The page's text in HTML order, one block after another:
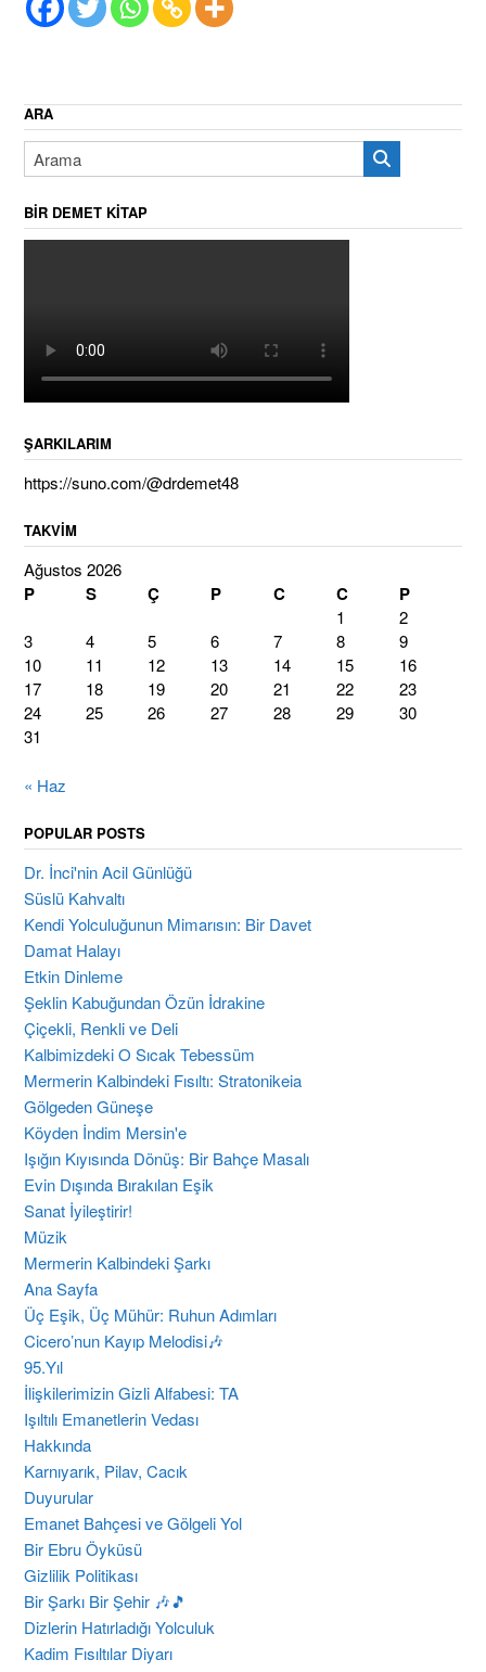
ARA
BIR DEMET KITAP
ŞARKILARIM
https://suno.com/@drdemet48
TAKVIM
Ağustos 2026
P S Ç P C C P
1
2
3
4 5 6 7 8
9
10
11 12 13 14 15
16
17
18 19 20 21 22
23
24
25 26 27 28 29
30
31
« Haz
POPULAR POSTS
Dr. İnci'nin Acil Günlüğü
Süslü Kahvaltı
Kendi Yolculuğunun Mimarısın: Bir Davet
Damat Halayı
Etkin Dinleme
Şeklin Kabuğundan Özün İdrakine
Çiçekli, Renkli ve Deli
Kalbimizdeki O Sıcak Tebessüm
Mermerin Kalbindeki Fısıltı: Stratonikeia
Gölgeden Güneşe
Köyden İndim Mersin'e
Işığın Kıyısında Dönüş: Bir Bahçe Masalı
Evin Dışında Bırakılan Eşik
Sanat İyileştirir!
Müzik
Mermerin Kalbindeki Şarkı
Ana Sayfa
Üç Eşik, Üç Mühür: Ruhun Adımları
Cicero’nun Kayıp Melodisi🎶
95.Yıl
İlişkilerimizin Gizli Alfabesi: TA
​Işıltılı Emanetlerin Vedası
Hakkında
Karnıyarık, Pilav, Cacık
Duyurular
Emanet Bahçesi ve Gölgeli Yol
Bir Ebru Öyküsü
Gizlilik Politikası
Bir Şarkı Bir Şehir 🎶🎵
Dizlerin Hatırladığı Yolculuk
Kadim Fısıltılar Diyarı